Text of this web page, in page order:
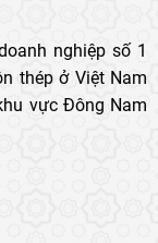
nghiệp số 1
thép ở Việt Nam
vực Đông Nam